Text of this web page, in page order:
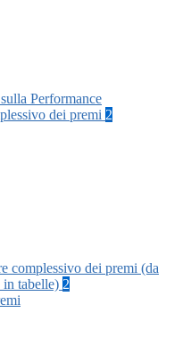
Performance
dei premi 2
complessivo dei premi (da
in tabelle) 2